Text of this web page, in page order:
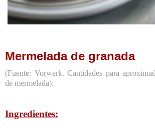
Mermelada de granada
(Fuente: Vorwerk. Cantidades para
de mermelada).
Ingredientes: